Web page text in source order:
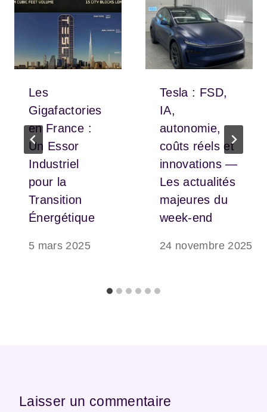
Les
Gigafactories
en France :
Un Essor
Industriel
pour la
Transition
Énergétique
5 mars 2025
Tesla : FSD,
IA,
autonomie,
coûts réels et
innovations —
Les actualités
majeures du
week-end
24 novembre 2025
Laisser un commentaire